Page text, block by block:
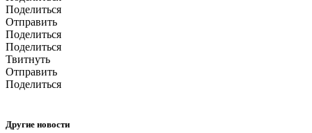
Поделиться
Отправить
Поделиться
Поделиться
Твитнуть
Отправить
Поделиться
Другие новости